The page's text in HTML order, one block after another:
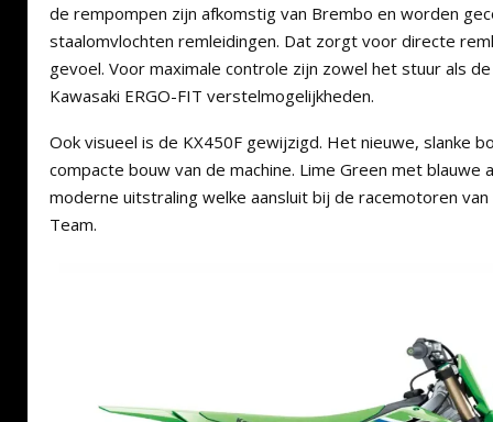
de rempompen zijn afkomstig van Brembo en worden
staalomvlochten remleidingen. Dat zorgt voor directe
gevoel. Voor maximale controle zijn zowel het stuur als
Kawasaki ERGO-FIT verstelmogelijkheden.
Ook visueel is de KX450F gewijzigd. Het nieuwe, slanke
compacte bouw van de machine. Lime Green met blauwe
moderne uitstraling welke aansluit bij de racemotoren van
Team.